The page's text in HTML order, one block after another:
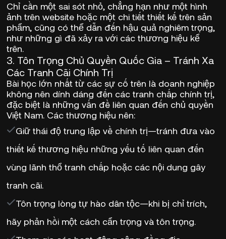
Chỉ cần một sai sót nhỏ, chẳng hạn như một hình
ảnh trên website hoặc một chi tiết thiết kế trên sản
phẩm, cũng có thể dẫn đến hậu quả nghiêm trọng,
như những gì đã xảy ra với các thương hiệu kể
trên.
3. Tôn Trọng Chủ Quyền Quốc Gia – Tránh Xa
Các Tranh Cãi Chính Trị
Bài học lớn nhất từ các sự cố trên là doanh nghiệp
không nên dính dáng đến các tranh chấp chính trị,
đặc biệt là những vấn đề liên quan đến chủ quyền
Việt Nam. Các thương hiệu nên:
Giữ thái độ trung lập về chính trị—tránh đưa vào
thiết kế thương hiệu những yếu tố liên quan đến
vùng lãnh thổ tranh chấp hoặc các nội dung gây
tranh cãi.
Tôn trọng lòng tự hào dân tộc—khi bị chỉ trích,
hãy phản hồi một cách cẩn trọng và tôn trọng.